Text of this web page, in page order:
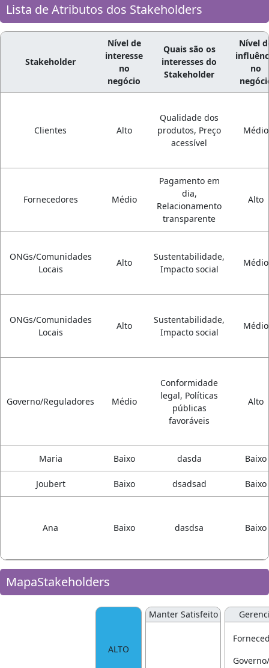
Lista de Atributos dos Stakeholders
Stakeholder
Nível de
interesse
no
negócio
Quais são os
interesses do
Stakeholder
Nível
no
Clientes Alto
Qualidade dos
produtos, Preço
acessível
Médio
Fornecedores Médio
Pagamento em
dia,
Relacionamento
transparente
Alto
ONGs/Comunidades
Locais
Alto
Sustentabilidade,
Impacto social
Médio
ONGs/Comunidades
Locais
Alto
Sustentabilidade,
Impacto social
Médio
Governo/Reguladores Médio
Conformidade
legal, Políticas
públicas
favoráveis
Alto
Maria Baixo dasda Baixo
Joubert Baixo dsadsad Baixo
Ana Baixo dasdsa Baixo
MapaStakeholders
ALTO
Manter Satisfeito